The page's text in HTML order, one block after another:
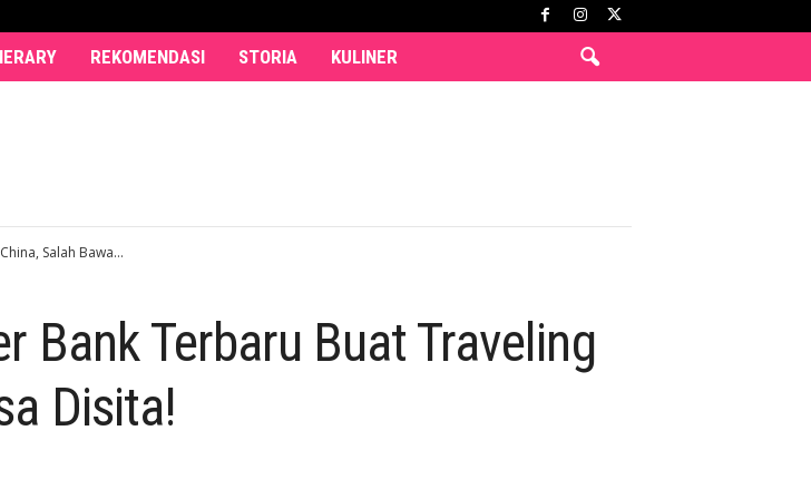
REKOMENDASI STORIA KULINER
Salah Bawa...
Bank Terbaru Buat Traveling
Disita!